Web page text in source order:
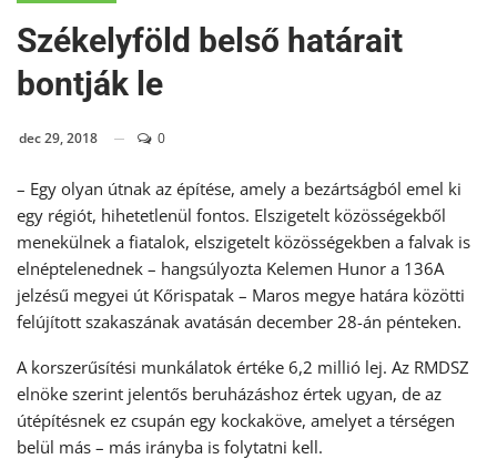
Székelyföld belső határait
bontják le
dec 29, 2018 0
– Egy olyan útnak az építése, amely a bezártságból emel ki
egy régiót, hihetetlenül fontos. Elszigetelt közösségekből
menekülnek a fiatalok, elszigetelt közösségekben a falvak is
elnéptelenednek – hangsúlyozta Kelemen Hunor a 136A
jelzésű megyei út Kőrispatak – Maros megye határa közötti
felújított szakaszának avatásán december 28-án pénteken.
A korszerűsítési munkálatok értéke 6,2 millió lej. Az RMDSZ
elnöke szerint jelentős beruházáshoz értek ugyan, de az
útépítésnek ez csupán egy kockaköve, amelyet a térségen
belül más – más irányba is folytatni kell.